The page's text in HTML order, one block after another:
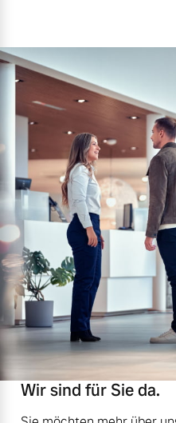
Wir sind für Sie da.